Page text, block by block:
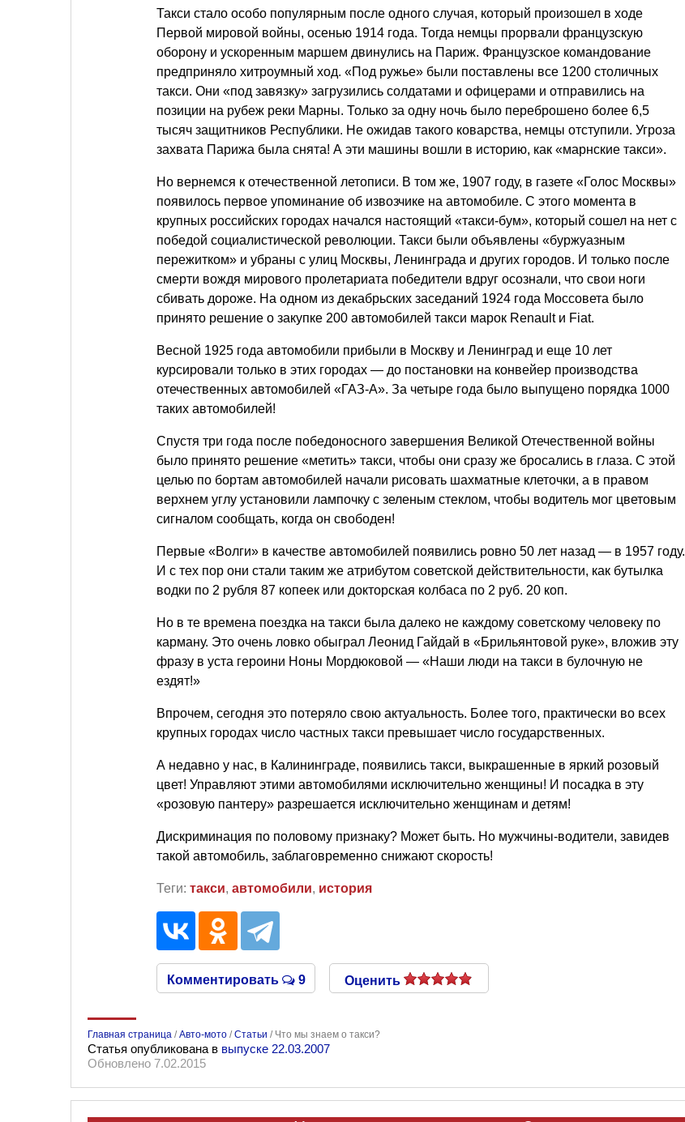
Такси стало особо популярным после одного случая, который произошел в ходе
Первой мировой войны, осенью 1914 года. Тогда немцы прорвали французскую
оборону и ускоренным маршем двинулись на Париж. Французское командование
предприняло хитроумный ход. «Под ружье» были поставлены все 1200 столичных
такси. Они «под завязку» загрузились солдатами и офицерами и отправились на
позиции на рубеж реки Марны. Только за одну ночь было переброшено более 6,5
тысяч защитников Республики. Не ожидав такого коварства, немцы отступили. Угроза
захвата Парижа была снята! А эти машины вошли в историю, как «марнские такси».
Но вернемся к отечественной летописи. В том же, 1907 году, в газете «Голос Москвы»
появилось первое упоминание об извозчике на автомобиле. С этого момента в
крупных российских городах начался настоящий «такси-бум», который сошел на нет с
победой социалистической революции. Такси были объявлены «буржуазным
пережитком» и убраны с улиц Москвы, Ленинграда и других городов. И только после
смерти вождя мирового пролетариата победители вдруг осознали, что свои ноги
сбивать дороже. На одном из декабрьских заседаний 1924 года Моссовета было
принято решение о закупке 200 автомобилей такси марок Renault и Fiat.
Весной 1925 года автомобили прибыли в Москву и Ленинград и еще 10 лет
курсировали только в этих городах — до постановки на конвейер производства
отечественных автомобилей «ГАЗ-А». За четыре года было выпущено порядка 1000
таких автомобилей!
Спустя три года после победоносного завершения Великой Отечественной войны
было принято решение «метить» такси, чтобы они сразу же бросались в глаза. С этой
целью по бортам автомобилей начали рисовать шахматные клеточки, а в правом
верхнем углу установили лампочку с зеленым стеклом, чтобы водитель мог цветовым
сигналом сообщать, когда он свободен!
Первые «Волги» в качестве автомобилей появились ровно 50 лет назад — в 1957 году.
И с тех пор они стали таким же атрибутом советской действительности, как бутылка
водки по 2 рубля 87 копеек или докторская колбаса по 2 руб. 20 коп.
Но в те времена поездка на такси была далеко не каждому советскому человеку по
карману. Это очень ловко обыграл Леонид Гайдай в «Брильянтовой руке», вложив эту
фразу в уста героини Ноны Мордюковой — «Наши люди на такси в булочную не
ездят!»
Впрочем, сегодня это потеряло свою актуальность. Более того, практически во всех
крупных городах число частных такси превышает число государственных.
А недавно у нас, в Калининграде, появились такси, выкрашенные в яркий розовый
цвет! Управляют этими автомобилями исключительно женщины! И посадка в эту
«розовую пантеру» разрешается исключительно женщинам и детям!
Дискриминация по половому признаку? Может быть. Но мужчины-водители, завидев
такой автомобиль, заблаговременно снижают скорость!
Теги: такси, автомобили, история
Комментировать 9 Оценить
Главная страница /Авто-мото /Статьи / Что мы знаем о такси?
Статья опубликована в выпуске 22.03.2007
Обновлено 7.02.2015